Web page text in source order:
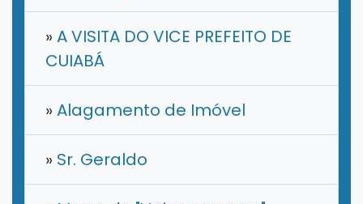
»A VISITA DO VICE PREFEITO DE
CUIABÁ
»Alagamento de Imóvel
» ​Sr. Geraldo